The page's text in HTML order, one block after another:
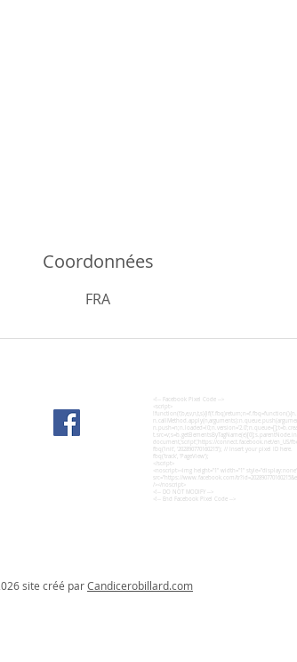
Coordonnées
FRA
<!-- Facebook Pixel Code -->
<script>
document,'script','https://connect.facebook.net/en_US/
fbq('init', '202890770160215'); // Insert your pixel ID here.
fbq('track', 'PageView');
</script>
<noscript><img height="1" width="1" style="display:none"
src="https://www.facebook.com/
/></noscript>
<!-- DO NOT MODIFY -->
<!-- End Facebook Pixel Code -->
site créé parCandicerobillard.com